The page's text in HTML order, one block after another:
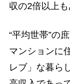
収の2倍以上
“平均世帯”の
マンションに
レブ」な暮ら